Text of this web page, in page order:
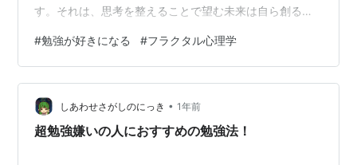
す。それは、思考を整えることで望む未来は自ら創るこ
わり方はもちろん、小さい頃にガミガミ言われていた
方、教育者としての心の在り方も学べます。 ☑ お子様に
もっと意欲的に勉強してほしい☑ 自分自身、勉強が苦手
だった経験を乗り越えたい☑ 子どもたちの能力や自己肯
定感を高めたい☑ 教室や指導の現場で「伝え方」に悩ん
#勉強が好きになる #フラクタル心理学
しあわせさがしのにっき • 1年前
超勉強嫌いの人におすすめの勉強法！